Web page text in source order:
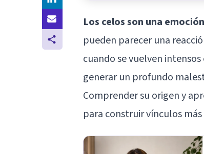
Los celos son una
pueden parecer una
cuando se vuelven
generar un profundo
Comprender su origen y
para construir vínculos